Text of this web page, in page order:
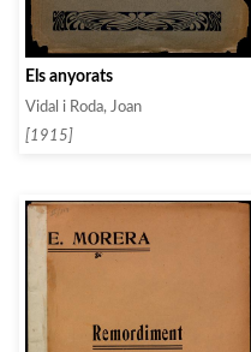
Els anyorats
Vidal i Roda, Joan
[1915]